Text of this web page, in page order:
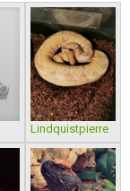
Lindquistpierre